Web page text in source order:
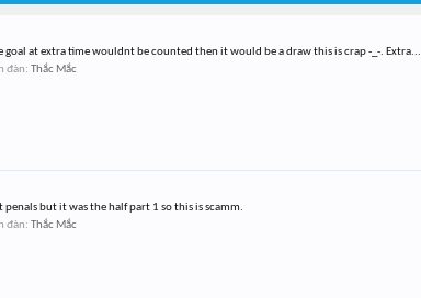
goal at extra time wouldnt be counted then it would be a draw this is crap -_-. Extra...
đàn: Thắc Mắc
but it was the half part 1 so this is scamm.
đàn: Thắc Mắc